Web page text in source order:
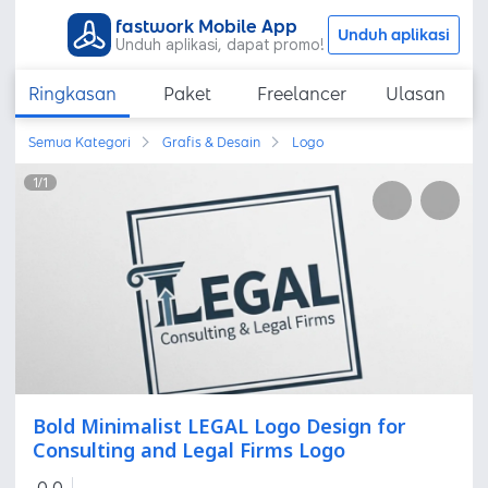
fastwork Mobile App
Unduh aplikasi, dapat promo! Unduh aplikasi
Ringkasan Paket Freelancer Ulasan
Semua Kategori Grafis & Desain Logo
1/1
Bold Minimalist LEGAL Logo Design for
Consulting and Legal Firms Logo